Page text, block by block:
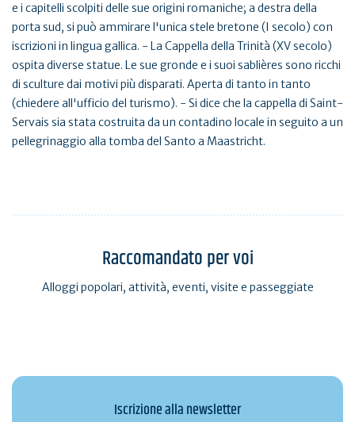
e i capitelli scolpiti delle sue origini romaniche; a destra della
porta sud, si può ammirare l'unica stele bretone (I secolo) con
iscrizioni in lingua gallica. - La Cappella della Trinità (XV secolo)
ospita diverse statue. Le sue gronde e i suoi sablières sono ricchi
di sculture dai motivi più disparati. Aperta di tanto in tanto
(chiedere all'ufficio del turismo). - Si dice che la cappella di Saint-
Servais sia stata costruita da un contadino locale in seguito a un
pellegrinaggio alla tomba del Santo a Maastricht.
Raccomandato per voi
Alloggi popolari, attività, eventi, visite e passeggiate
Iscrizione alla newsletter